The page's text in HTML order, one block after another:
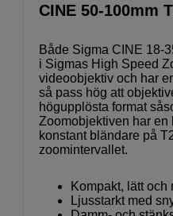
CINE 50-100mm
Både Sigma CINE 18-
i Sigmas High Speed
videoobjektiv och har
så pass hög att
högupplösta format
Zoomobjektiven har en
konstant bländare på
zoomintervallet.
Kompakt, lätt
Ljusstarkt med